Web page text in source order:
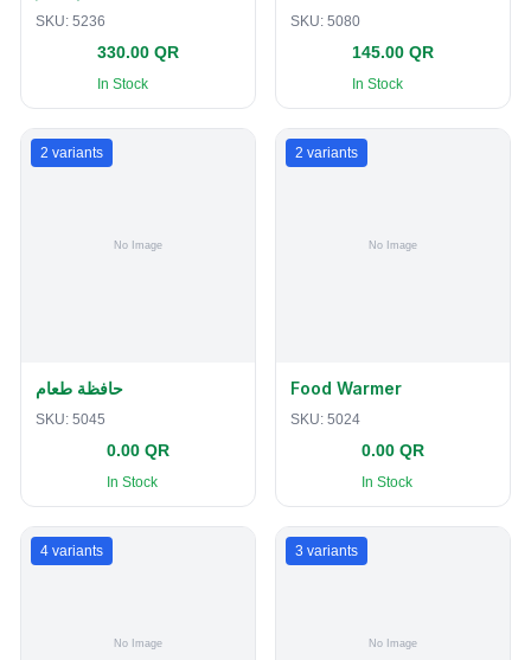
SKU: 5236
330.00 QR
In Stock
SKU: 5080
145.00 QR
In Stock
2 variants
حافظة طعام
SKU: 5045
0.00 QR
In Stock
2 variants
Food Warmer
SKU: 5024
0.00 QR
In Stock
4 variants 3 variants